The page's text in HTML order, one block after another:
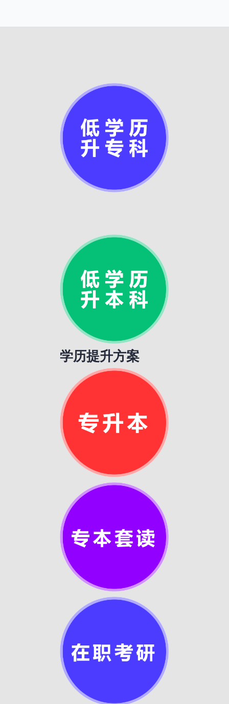
学历提升方案